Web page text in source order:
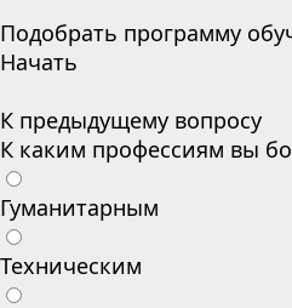
Подобрать программу
Начать
К предыдущему вопросу
К каким профессиям вы
Гуманитарным
Техническим